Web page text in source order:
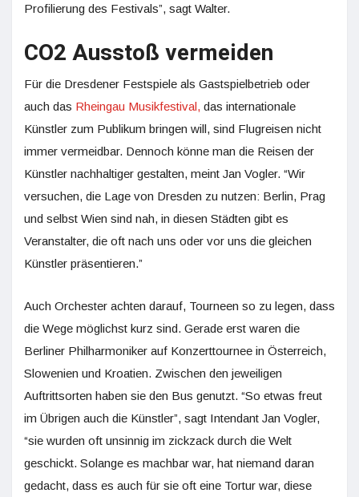
Profilierung des Festivals”, sagt Walter.
CO2 Ausstoß vermeiden
Für die Dresdener Festspiele als Gastspielbetrieb oder
auch das Rheingau Musikfestival, das internationale
Künstler zum Publikum bringen will, sind Flugreisen nicht
immer vermeidbar. Dennoch könne man die Reisen der
Künstler nachhaltiger gestalten, meint Jan Vogler. “Wir
versuchen, die Lage von Dresden zu nutzen: Berlin, Prag
und selbst Wien sind nah, in diesen Städten gibt es
Veranstalter, die oft nach uns oder vor uns die gleichen
Künstler präsentieren.”
Auch Orchester achten darauf, Tourneen so zu legen, dass
die Wege möglichst kurz sind. Gerade erst waren die
Berliner Philharmoniker auf Konzerttournee in Österreich,
Slowenien und Kroatien. Zwischen den jeweiligen
Auftrittsorten haben sie den Bus genutzt. “So etwas freut
im Übrigen auch die Künstler”, sagt Intendant Jan Vogler,
“sie wurden oft unsinnig im zickzack durch die Welt
geschickt. Solange es machbar war, hat niemand daran
gedacht, dass es auch für sie oft eine Tortur war, diese